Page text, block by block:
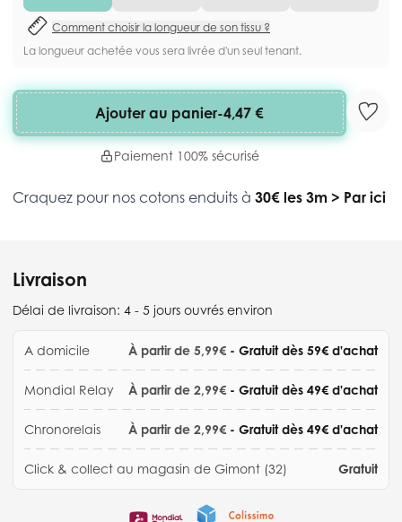
Comment choisir la longueur de son tissu ?
La longueur achetée vous sera livrée d'un seul tenant.
Ajouter au panier-4,47 €
Paiement 100% sécurisé
Craquez pour nos cotons enduits à 30€ les 3m > Par ici
Livraison
Délai de livraison: 4 - 5 jours ouvrés environ
A domicile À partir de 5,99€ - Gratuit dès 59€ d'achat
Mondial Relay À partir de 2,99€ - Gratuit dès 49€ d'achat
Chronorelais À partir de 2,99€ - Gratuit dès 49€ d'achat
Click & collect au magasin de Gimont (32) Gratuit